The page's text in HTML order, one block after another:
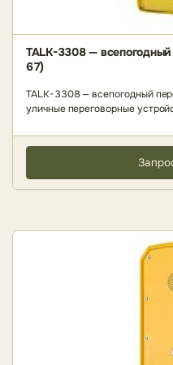
TALK-3308 —
67)
TALK-3308 — всепогодный
уличные переговорные